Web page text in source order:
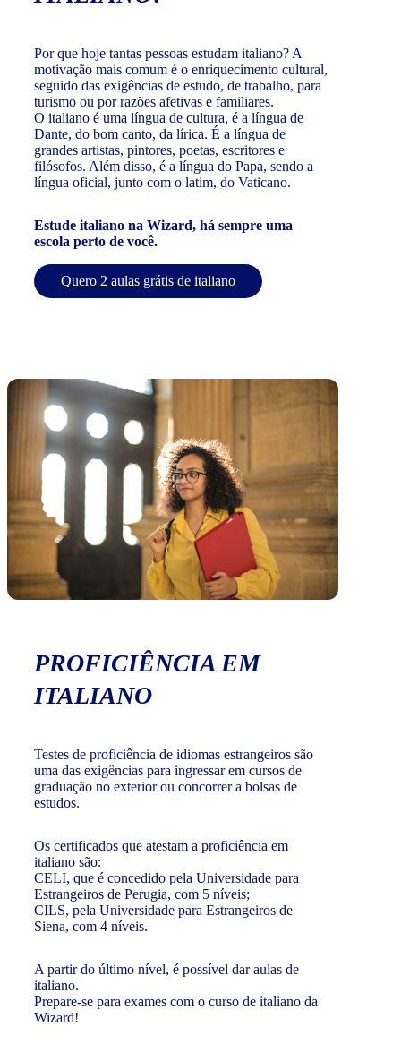
Por que hoje tantas pessoas estudam italiano? A
motivação mais comum é o enriquecimento cultural,
seguido das exigências de estudo, de trabalho, para
turismo ou por razões afetivas e familiares.
O italiano é uma língua de cultura, é a língua de
Dante, do bom canto, da lírica. É a língua de
grandes artistas, pintores, poetas, escritores e
filósofos. Além disso, é a língua do Papa, sendo a
língua oficial, junto com o latim, do Vaticano.
Estude italiano na Wizard, há sempre uma
escola perto de você.
Quero 2 aulas grátis de italiano
PROFICIÊNCIA EM
ITALIANO
Testes de proficiência de idiomas estrangeiros são
uma das exigências para ingressar em cursos de
graduação no exterior ou concorrer a bolsas de
estudos.
Os certificados que atestam a proficiência em
italiano são:
CELI, que é concedido pela Universidade para
Estrangeiros de Perugia, com 5 níveis;
CILS, pela Universidade para Estrangeiros de
Siena, com 4 níveis.
A partir do último nível, é possível dar aulas de
italiano.
Prepare-se para exames com o curso de italiano da
Wizard!